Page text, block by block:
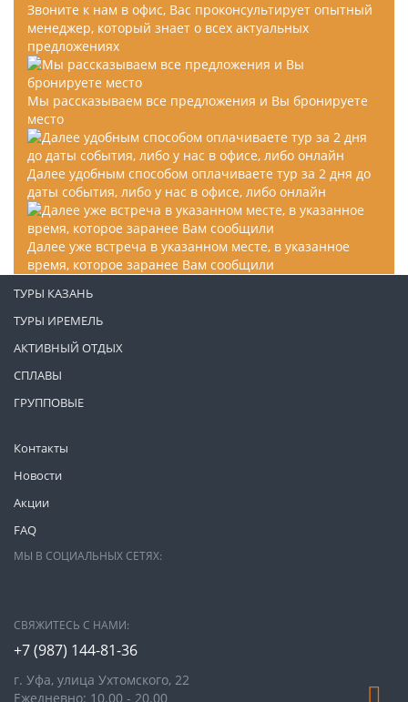
Звоните к нам в офис, Вас проконсультирует опытный
менеджер, который знает о всех актуальных
предложениях
Мы рассказываем все предложения и Вы бронируете
место
Далее удобным способом оплачиваете тур за 2 дня до
даты события, либо у нас в офисе, либо онлайн
Далее уже встреча в указанном месте, в указанное
время, которое заранее Вам сообщили
Контакты
Новости
Акции
FAQ
ТУРЫ КАЗАНЬ
ТУРЫ ИРЕМЕЛЬ
АКТИВНЫЙ ОТДЫХ
СПЛАВЫ
ГРУППОВЫЕ
МЫ В СОЦИАЛЬНЫХ СЕТЯХ:
СВЯЖИТЕСЬ С НАМИ:
+7 (987) 144-81-36
г. Уфа, улица Ухтомского, 22
Ежедневно: 10.00 - 20.00